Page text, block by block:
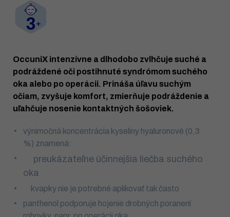
OccuniX intenzívne a dlhodobo zvlhčuje suché a
podráždené oči postihnuté syndrómom suchého
oka alebo po operácii. Prináša úľavu suchým
očiam, zvyšuje komfort, zmierňuje podráždenie a
uľahčuje nosenie kontaktných šošoviek.
výnimočná koncentrácia kyseliny hyaluronové (0,3
%) znamená:
preukázateľne účinnejšia liečba suchého
oka
kvapky nie je potrebné aplikovať tak často
panthenol podporuje hojenie drobných poranení